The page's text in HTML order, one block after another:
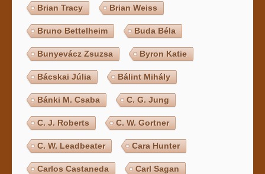
Brian Tracy Brian Weiss
Bruno Bettelheim Buda Béla
Bunyevácz Zsuzsa Byron Katie
Bácskai Júlia Bálint Mihály
Bánki M. Csaba C. G. Jung
C. J. Roberts C. W. Gortner
C. W. Leadbeater Cara Hunter
Carlos Castaneda Carl Sagan